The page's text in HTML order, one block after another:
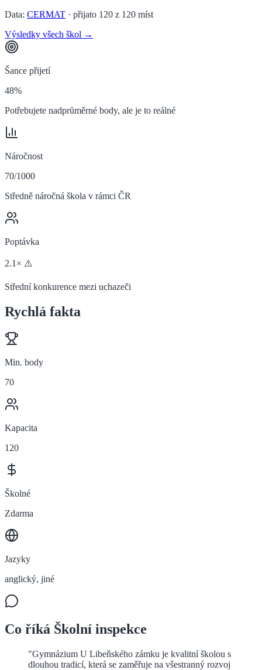
Data: CERMAT · přijato 120 z 120 míst
Výsledky všech škol →
Šance přijetí
48%
Potřebujete nadprůměrné body, ale je to reálné
Náročnost
70/1000
Středně náročná škola v rámci ČR
Poptávka
2.1× ⚠️
Střední konkurence mezi uchazeči
Rychlá fakta
Min. body
70
Kapacita
120
Školné
Zdarma
Jazyky
anglický, jiné
Co říká Školní inspekce
"Gymnázium U Libeňského zámku je kvalitní školou s
dlouhou tradicí, která se zaměřuje na všestranný rozvoj